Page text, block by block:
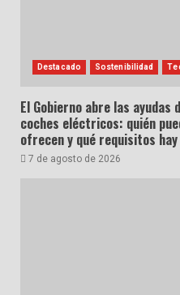
Destacado Sostenibilidad
El Gobierno abre las
coches eléctricos: quién
ofrecen y qué requisitos
7 de agosto de 2026